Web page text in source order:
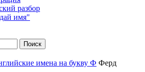
разбор
имя"
Поиск
имена на букву Ф Ферд